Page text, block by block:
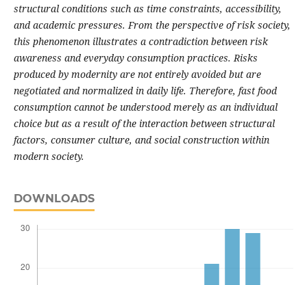
structural conditions such as time constraints, accessibility,
and academic pressures. From the perspective of risk society,
this phenomenon illustrates a contradiction between risk
awareness and everyday consumption practices. Risks
produced by modernity are not entirely avoided but are
negotiated and normalized in daily life. Therefore, fast food
consumption cannot be understood merely as an individual
choice but as a result of the interaction between structural
factors, consumer culture, and social construction within
modern society.
DOWNLOADS